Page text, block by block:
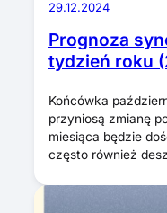
29.12.2024
Prognoza
tydzień roku
Końcówka
przyniosą zmianę
miesiąca będzie
często również